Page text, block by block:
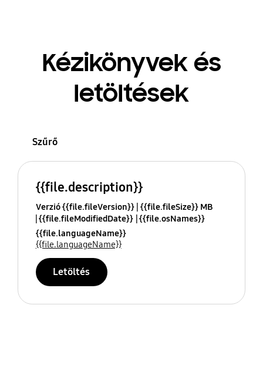
Kézikönyvek és
letöltések
Szűrő
{{file.description}}
Verzió {{file.fileVersion}} {{file.fileSize}} MB
{{file.fileModifiedDate}} {{file.osNames}}
{{file.languageName}}
{{file.languageName}}
Letöltés